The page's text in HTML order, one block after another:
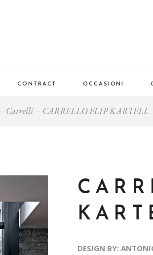
CONTRACT OCCASIONI
Carrelli CARRELLO FLIP KARTELL
DESIGN BY: